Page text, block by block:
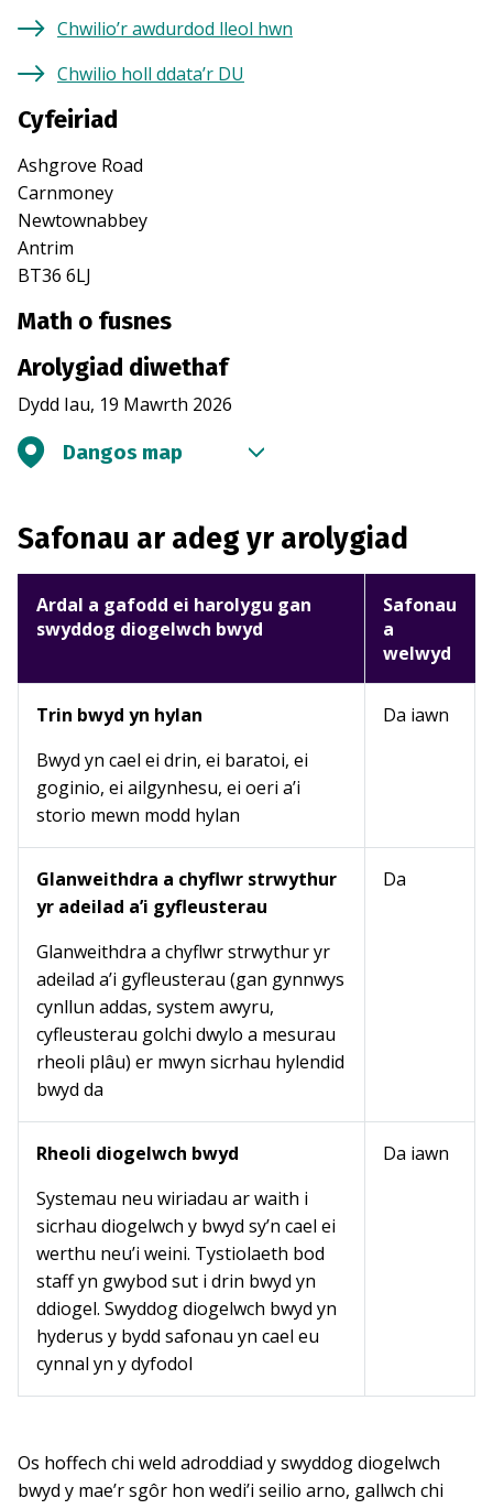
Chwilio’r awdurdod lleol hwn
Chwilio holl ddata’r DU
Cyfeiriad
Ashgrove Road
Carnmoney
Newtownabbey
Antrim
BT36 6LJ
Math o fusnes
Arolygiad diwethaf
Dydd Iau, 19 Mawrth 2026
Dangos map
Safonau ar adeg yr arolygiad
Ardal a gafodd ei harolygu gan
swyddog diogelwch bwyd
Safonau
a
welwyd
Trin bwyd yn hylan
Bwyd yn cael ei drin, ei baratoi, ei
goginio, ei ailgynhesu, ei oeri a’i
storio mewn modd hylan
Da iawn
Glanweithdra a chyflwr strwythur
yr adeilad a’i gyfleusterau
Glanweithdra a chyflwr strwythur yr
adeilad a’i gyfleusterau (gan gynnwys
cynllun addas, system awyru,
cyfleusterau golchi dwylo a mesurau
rheoli plâu) er mwyn sicrhau hylendid
bwyd da
Da
Rheoli diogelwch bwyd
Systemau neu wiriadau ar waith i
sicrhau diogelwch y bwyd sy’n cael ei
werthu neu’i weini. Tystiolaeth bod
staff yn gwybod sut i drin bwyd yn
ddiogel. Swyddog diogelwch bwyd yn
hyderus y bydd safonau yn cael eu
cynnal yn y dyfodol
Da iawn
Os hoffech chi weld adroddiad y swyddog diogelwch
bwyd y mae’r sgôr hon wedi’i seilio arno, gallwch chi